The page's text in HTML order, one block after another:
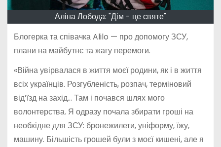
Аліна Лобода: "Дім - це святе"
Блогерка та співачка Alilo — про допомогу ЗСУ,
плани на майбутнє та жагу перемоги.
«Війна увірвалася в життя моєї родини, як і в життя
всіх українців. Розгубленість, розпач, терміновий
від’їзд на захід… Там і почався шлях мого
волонтерства. Я одразу почала збирати гроші на
необхідне для ЗСУ: бронежилети, уніформу, їжу,
машину. Більшість грошей були з моєї кишені, але я